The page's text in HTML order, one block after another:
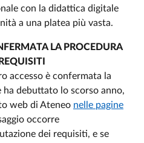
con la didattica digitale
a una platea più vasta.
LA PROCEDURA
accesso è confermata la
debuttato lo scorso anno,
web di Ateneo nelle pagine
occorre
dei requisiti, e se